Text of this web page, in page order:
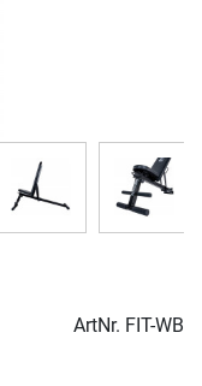
ArtNr. FIT-WB